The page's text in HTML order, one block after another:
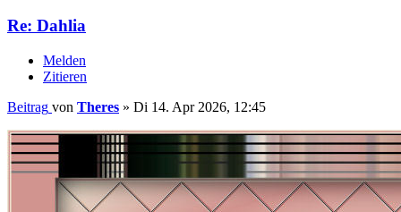
Re: Dahlia
Melden
Zitieren
Beitrag von Theres » Di 14. Apr 2026, 12:45